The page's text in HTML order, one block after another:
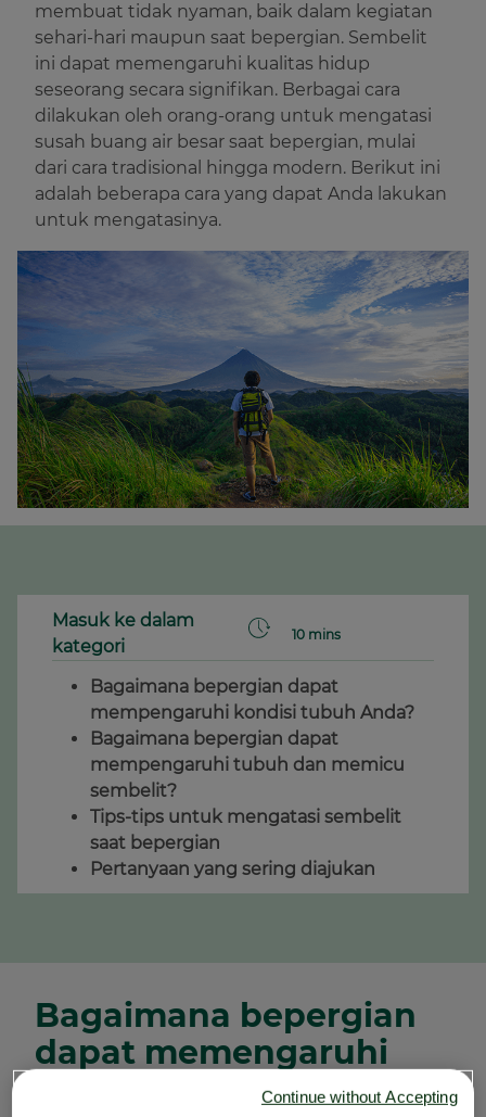
membuat tidak nyaman, baik dalam kegiatan
sehari-hari maupun saat bepergian. Sembelit
ini dapat memengaruhi kualitas hidup
seseorang secara signifikan. Berbagai cara
dilakukan oleh orang-orang untuk mengatasi
susah buang air besar saat bepergian, mulai
dari cara tradisional hingga modern. Berikut ini
adalah beberapa cara yang dapat Anda lakukan
untuk mengatasinya.
Masuk ke dalam
kategori
10 mins
Bagaimana bepergian dapat
mempengaruhi kondisi tubuh Anda?
Bagaimana bepergian dapat
mempengaruhi tubuh dan memicu
sembelit?
Tips-tips untuk mengatasi sembelit
saat bepergian
Pertanyaan yang sering diajukan
Bagaimana bepergian
dapat memengaruhi
kondisi tubuh Anda?
Continue without Accepting